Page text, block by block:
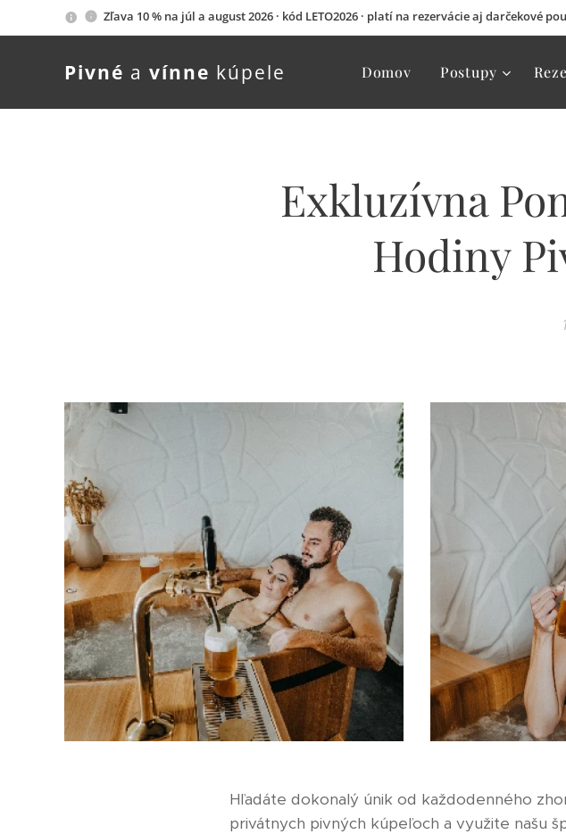
Zľava 10 % na júl a august 2026 · kód LETO2026 · platí na rezervácie aj darčekové
Pivné a vínne kúpele Domov Postupy
Exkluzívna
Hodiny
Hľadáte dokonalý únik od každodenného
privátnych pivných kúpeľoch a využite našu